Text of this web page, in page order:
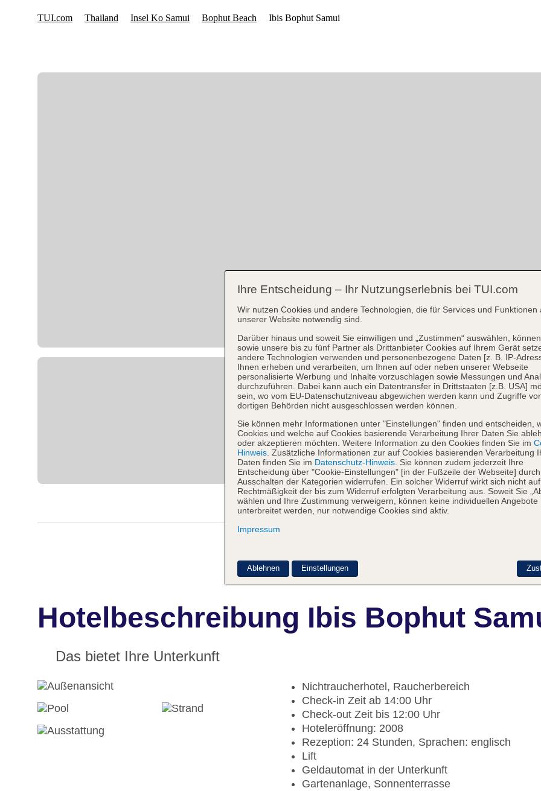
Hotelbeschreibung Ibis Bophut
Das bietet Ihre Unterkunft
Nichtraucherhotel, Raucherbereich
Check-in Zeit ab 14:00 Uhr
Check-out Zeit bis 12:00 Uhr
Hoteleröffnung: 2008
Rezeption: 24 Stunden, Sprachen: englisch
Lift
Geldautomat in der Unterkunft
Gartenanlage, Sonnenterrasse
Ihre Entscheidung – Ihr Nutzungserlebnis bei TUI.com
Wir nutzen Cookies und andere Technologien, die für Services und Funktionen
unserer Website notwendig sind.
Darüber hinaus und soweit Sie einwilligen und „Zustimmen“ auswählen,
sowie unsere bis zu fünf Partner als Drittanbieter Cookies auf Ihrem Gerät
andere Technologien verwenden und personenbezogene Daten [z. B. IP-
Ihnen erheben und verarbeiten, um Ihnen auf oder neben unserer Webseite
personalisierte Werbung und Inhalte vorzuschlagen sowie Messungen und
durchzuführen. Dabei kann auch ein Datentransfer in Drittstaaten [z.B. USA]
sein, wo vom EU-Datenschutzniveau abgewichen werden kann und Zugriffe
dortigen Behörden nicht ausgeschlossen werden können.
Sie können mehr Informationen unter "Einstellungen" finden und entscheiden,
Cookies und welche auf Cookies basierende Verarbeitung Ihrer Daten Sie
oder akzeptieren möchten. Weitere Information zu den Cookies finden Sie im
Hinweis . Zusätzliche Informationen zur auf Cookies basierenden Verarbeitung
Daten finden Sie im Datenschutz-Hinweis . Sie können zudem jederzeit Ihre
Entscheidung über "Cookie-Einstellungen" [in der Fußzeile der Webseite] durch
Ausschalten der Kategorien widerrufen. Ein solcher Widerruf wirkt sich nicht
Rechtmäßigkeit der bis zum Widerruf erfolgten Verarbeitung aus. Soweit Sie
wählen und Ihre Zustimmung verweigern, können keine individuellen Angebote
unterbreitet werden, nur notwendige Cookies sind aktiv.
Impressum
Ablehnen Einstellungen